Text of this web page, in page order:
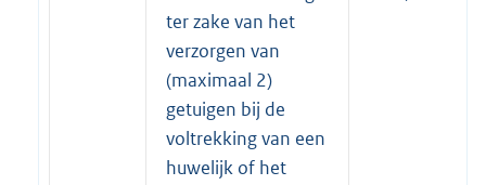
ter zake van het
verzorgen van
(maximaal 2)
getuigen bij de
voltrekking van een
huwelijk of het